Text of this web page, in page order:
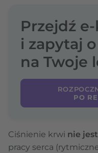
Przejdź
i zapytaj o
na Twoje
PO
Ciśnienie krwi nie
pracy serca